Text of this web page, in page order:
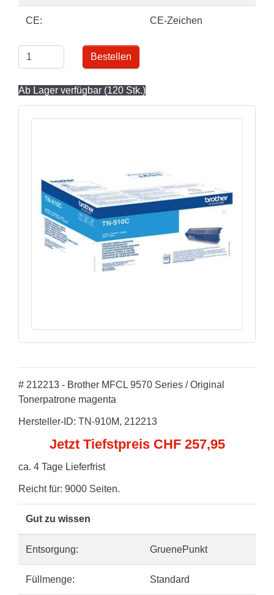
CE: CE-Zeichen
Bestellen
Ab Lager verfügbar (120 Stk.)
# 212213 - Brother MFCL 9570 Series / Original
Tonerpatrone magenta
Hersteller-ID: TN-910M, 212213
Jetzt Tiefstpreis CHF 257,95
ca. 4 Tage Lieferfrist
Reicht für: 9000 Seiten.
Gut zu wissen
Entsorgung: GruenePunkt
Füllmenge: Standard